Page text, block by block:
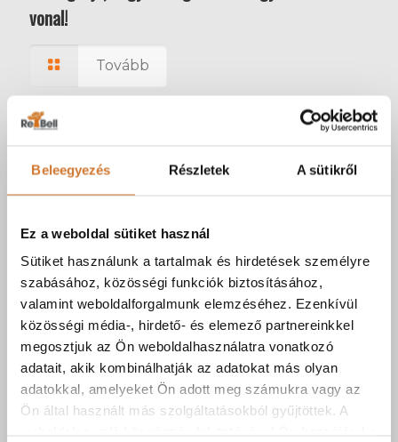
Beleegyezés Részletek A sütikről
Ez a weboldal sütiket használ
Sütiket használunk a tartalmak és hirdetések személyre
szabásához, közösségi funkciók biztosításához,
valamint weboldalforgalmunk elemzéséhez. Ezenkívül
közösségi média-, hirdető- és elemező partnereinkkel
megosztjuk az Ön weboldalhasználatra vonatkozó
adatait, akik kombinálhatják az adatokat más olyan
adatokkal, amelyeket Ön adott meg számukra vagy az
Ön által használt más szolgáltatásokból gyűjtöttek. A
vonal!
Tovább
forrás: Canva.com
2024-08-13
A jövő szolgáltatása a jelenben – VoIP
telefonközpont